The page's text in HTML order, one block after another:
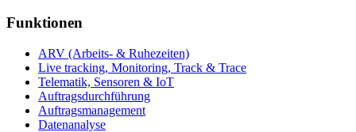
Funktionen
ARV (Arbeits- & Ruhezeiten)
Live tracking, Monitoring, Track & Trace
Telematik, Sensoren & IoT
Auftragsdurchführung
Auftragsmanagement
Datenanalyse